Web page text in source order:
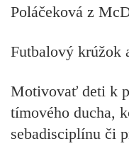
Poláčeková z
Futbalový krúžok
Motivovať deti k
tímového ducha,
sebadisciplínu či